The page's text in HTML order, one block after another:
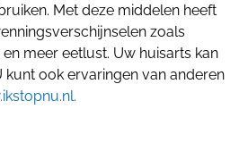
Met deze middelen heeft
zoals
meer eetlust. Uw huisarts kan
kunt ook ervaringen van anderen